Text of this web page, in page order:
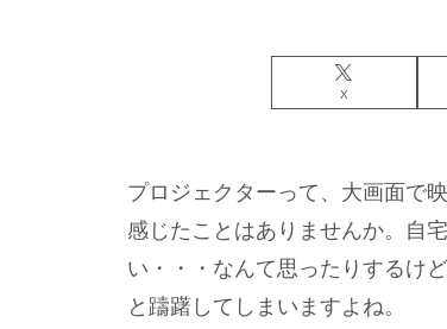
X
プロジェクターって、大画面で
感じたことはありませんか。自
い・・・なんて思ったりするけ
と躊躇してしまいますよね。